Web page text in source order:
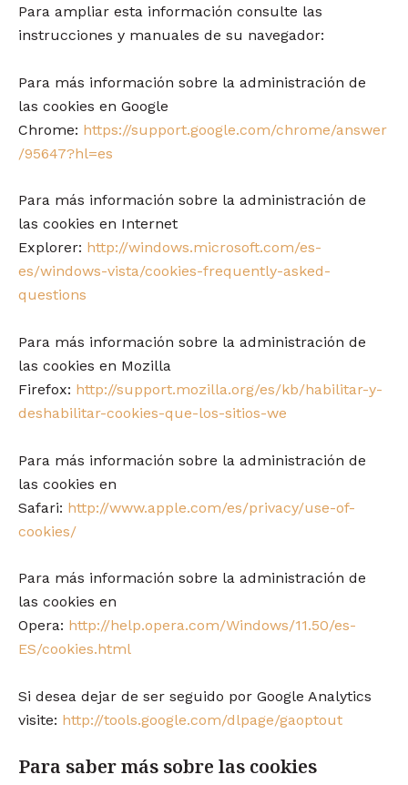
Para ampliar esta información consulte las
instrucciones y manuales de su navegador:
Para más información sobre la administración de
las cookies en Google
Chrome: https://support.google.com/chrome/answer
/95647?hl=es
Para más información sobre la administración de
las cookies en Internet
Explorer: http://windows.microsoft.com/es-
es/windows-vista/cookies-frequently-asked-
questions
Para más información sobre la administración de
las cookies en Mozilla
Firefox: http://support.mozilla.org/es/kb/habilitar-y-
deshabilitar-cookies-que-los-sitios-we
Para más información sobre la administración de
las cookies en
Safari: http://www.apple.com/es/privacy/use-of-
cookies/
Para más información sobre la administración de
las cookies en
Opera: http://help.opera.com/Windows/11.50/es-
ES/cookies.html
Si desea dejar de ser seguido por Google Analytics
visite: http://tools.google.com/dlpage/gaoptout
Para saber más sobre las cookies